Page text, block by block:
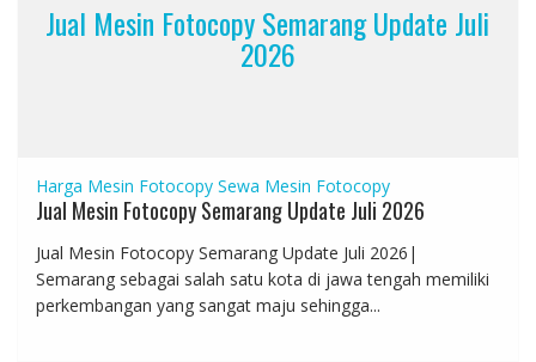
Jual Mesin Fotocopy Semarang Update Juli
2026
Harga Mesin Fotocopy Sewa Mesin Fotocopy
Jual Mesin Fotocopy Semarang Update Juli 2026
Jual Mesin Fotocopy Semarang Update Juli 2026|
Semarang sebagai salah satu kota di jawa tengah memiliki
perkembangan yang sangat maju sehingga...